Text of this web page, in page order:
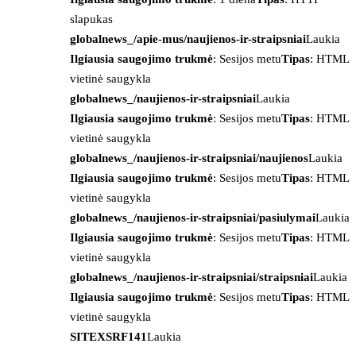
slapukas
globalnews_/apie-mus/naujienos-ir-straipsniaiLaukia
Ilgiausia saugojimo trukmė: Sesijos metuTipas: HTML
vietinė saugykla
globalnews_/naujienos-ir-straipsniaiLaukia
Ilgiausia saugojimo trukmė: Sesijos metuTipas: HTML
vietinė saugykla
globalnews_/naujienos-ir-straipsniai/naujienosLaukia
Ilgiausia saugojimo trukmė: Sesijos metuTipas: HTML
vietinė saugykla
globalnews_/naujienos-ir-straipsniai/pasiulymaiLaukia
Ilgiausia saugojimo trukmė: Sesijos metuTipas: HTML
vietinė saugykla
globalnews_/naujienos-ir-straipsniai/straipsniaiLaukia
Ilgiausia saugojimo trukmė: Sesijos metuTipas: HTML
vietinė saugykla
SITEXSRF141Laukia